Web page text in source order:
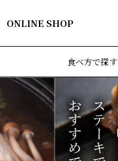
ONLINE SHOP
食べ方で探す